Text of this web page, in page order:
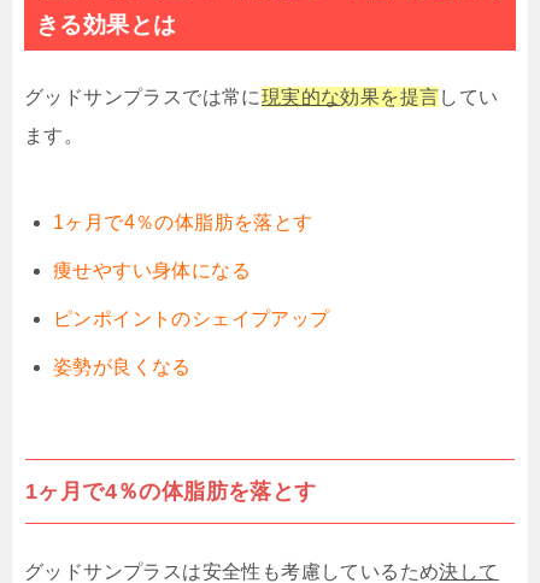
きる効果とは
グッドサンプラスでは常に現実的な効果を提言してい
ます。
1ヶ月で4％の体脂肪を落とす
痩せやすい身体になる
ピンポイントのシェイプアップ
姿勢が良くなる
1ヶ月で4％の体脂肪を落とす
グッドサンプラスは安全性も考慮しているため決して